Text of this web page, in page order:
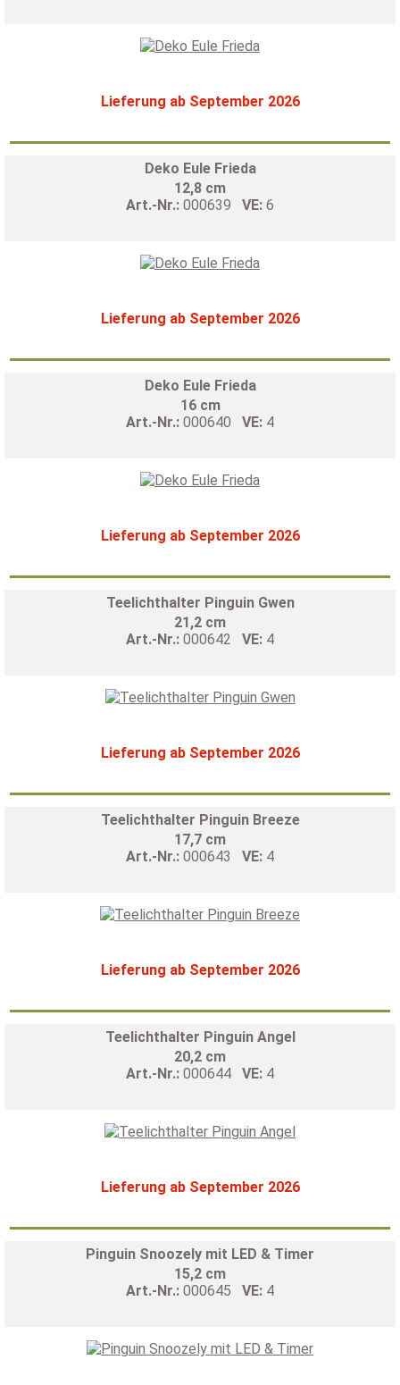
Lieferung ab September 2026
Deko Eule Frieda
12,8 cm
Art.-Nr.: 000639 VE: 6
Lieferung ab September 2026
Deko Eule Frieda
16 cm
Art.-Nr.: 000640 VE: 4
Lieferung ab September 2026
Teelichthalter Pinguin Gwen
21,2 cm
Art.-Nr.: 000642 VE: 4
Lieferung ab September 2026
Teelichthalter Pinguin Breeze
17,7 cm
Art.-Nr.: 000643 VE: 4
Lieferung ab September 2026
Teelichthalter Pinguin Angel
20,2 cm
Art.-Nr.: 000644 VE: 4
Lieferung ab September 2026
Pinguin Snoozely mit LED & Timer
15,2 cm
Art.-Nr.: 000645 VE: 4